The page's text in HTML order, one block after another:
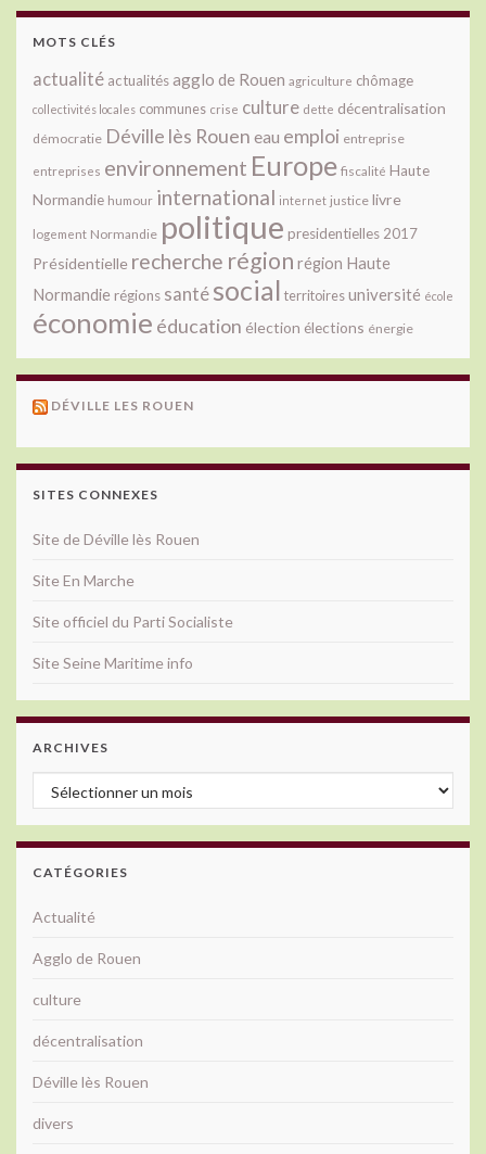
MOTS CLÉS
actualité actualitésagglo de Rouen agriculture chômage
collectivités locales communes crise culture dette décentralisation
démocratie Déville lès Rouen eau emploi entreprise
entreprises environnement Europe fiscalité Haute
Normandie humour international internet justice livre
logement Normandie politique presidentielles 2017
Présidentielle recherche région région Haute
Normandie régions santésocial territoiresuniversité école
économie éducation élection élections énergie
DÉVILLE LES ROUEN
SITES CONNEXES
Site de Déville lès Rouen
Site En Marche
Site officiel du Parti Socialiste
Site Seine Maritime info
ARCHIVES
Archives
CATÉGORIES
Actualité
Agglo de Rouen
culture
décentralisation
Déville lès Rouen
divers